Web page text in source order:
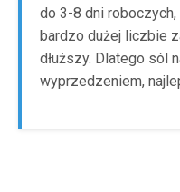
do 3-8 dni roboczych,
bardzo dużej liczbie
dłuższy. Dlatego sól
wyprzedzeniem,